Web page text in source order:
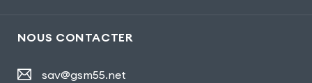
NOUS CONTACTER
sav@gsm55.net